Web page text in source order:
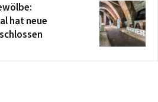
hat neue